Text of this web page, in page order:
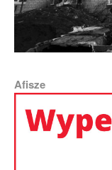
Afisze